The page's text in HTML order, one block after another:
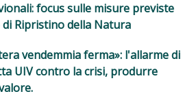
focus sulle misure previste
Ripristino della Natura
vendemmia ferma»: l'allarme di
UIV contro la crisi, produrre